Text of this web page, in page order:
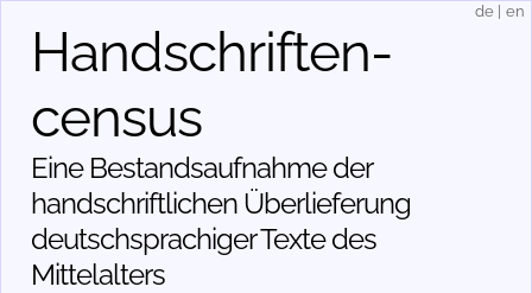
Handschriften­
census
Eine Bestandsaufnahme der
handschriftlichen Über­lieferung
deutschsprachiger Texte des
Mittelalters
de en